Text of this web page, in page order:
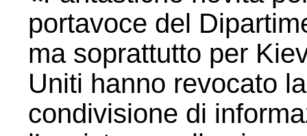
portavoce del
ma soprattutto per
Uniti hanno revocato
condivisione di